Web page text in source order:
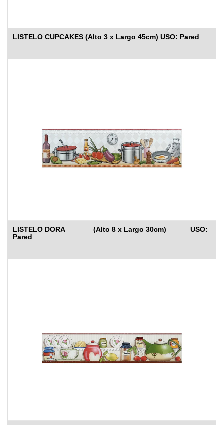
LISTELO CUPCAKES (Alto 3 x Largo 45cm) USO: Pared
LISTELO DORA (Alto 8 x Largo 30cm) USO:
Pared